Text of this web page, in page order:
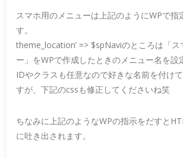
スマホ用のメニューは上記のようにWPで指
す。
theme_location’ => $spNaviのところは「ス
ー」をWPで作成したときのメニュー名を設
IDやクラスも任意なので好きな名前を付け
すが、下記のcssも修正してくださいね笑
ちなみに上記のようなWPの指示をだすと
に吐き出されます。